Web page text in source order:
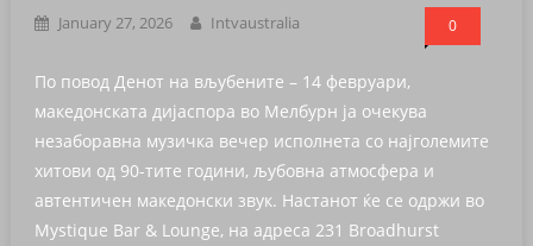
January 27, 2026 Intvaustralia 0
По повод Денот на вљубените – 14 февруари,
македонската дијаспора во Мелбурн ја очекува
незаборавна музичка вечер исполнета со најголемите
хитови од 90-тите години, љубовна атмосфера и
автентичен македонски звук. Настанот ќе се одржи во
Mystique Bar & Lounge, на адреса 231 Broadhurst